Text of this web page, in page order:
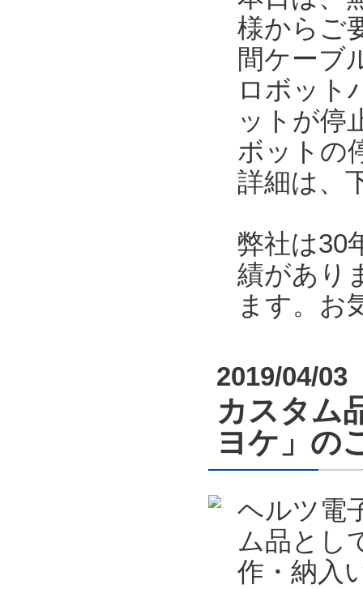
様からご
間ケーブ
ロボット
ットが停
ボットの
詳細は、
弊社は30
績があり
ます。お
2019/04/03
カスタム
ヨケ」の
ヘルツ電
ム品とし
作・納入